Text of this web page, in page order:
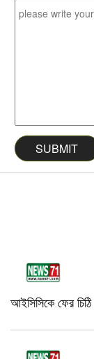
আইসিসিকে ফের